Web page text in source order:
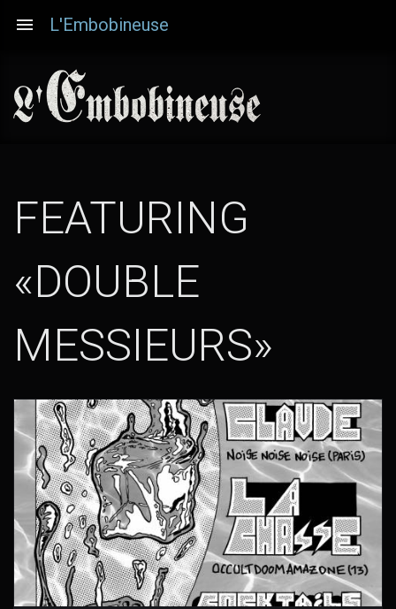
principal
L'Embobineuse
FEATURING
«DOUBLE
MESSIEURS»